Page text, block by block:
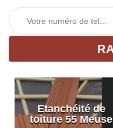
Etanchéité de
toiture 55 Meuse